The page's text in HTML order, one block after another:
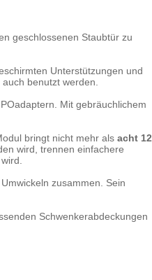
geschlossenen Staubtür zu
Unterstützungen und
benutzt werden.
Mit gebräuchlichem
bringt nicht mehr als acht 12
wird, trennen einfachere
zusammen. Sein
Schwenkerabdeckungen